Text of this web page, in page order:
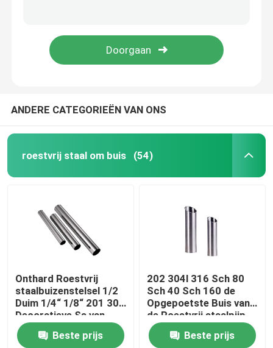
Naadloze Roestvrij staalpijp
De Staaf van de roestvrij staalbar
De Buizen van het legeringsstaal
De rol van het legeringsstaal
ANDERE CATEGORIEËN VAN ONS
roestvrij staal om buis (54)
Onthard Roestvrij
staalbuizenstelsel 1/2
Duim 1/4“ 1/8“ 201 304
Decoratieve Ss van
304L Pijpronde
Beste prijs
202 304l 316 Sch 80
Sch 40 Sch 160 de
Opgepoetste Buis van
de Roestvrij staalpijp
Beste prijs